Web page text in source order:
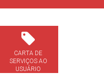
CARTA DE
SERVIÇOS AO
USUÁRIO